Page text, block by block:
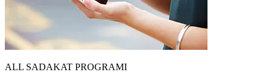
ALL SADAKAT PROGRAMI